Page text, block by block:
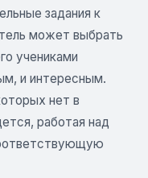
задания к
может выбрать
учениками
и интересным.
нет в
работая над